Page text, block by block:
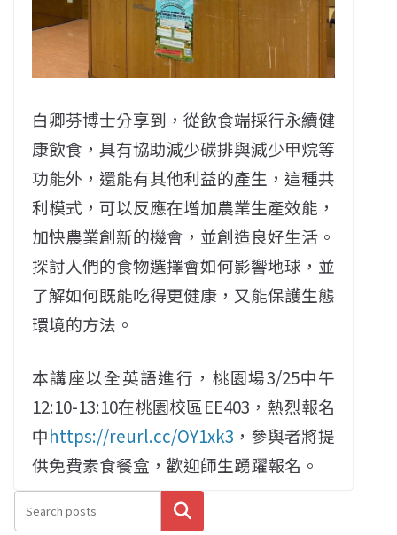
白卿芬博士分享到，從飲食端採行永續健
康飲食，具有協助減少碳排與減少甲烷等
功能外，還能有其他利益的產生，這種共
利模式，可以反應在增加農業生產效能，
加快農業創新的機會，並創造良好生活。
探討人們的食物選擇會如何影響地球，並
了解如何既能吃得更健康，又能保護生態
環境的方法。
本講座以全英語進行，桃園場3/25中午
12:10-13:10在桃園校區EE403，熱烈報名
中https://reurl.cc/OY1xk3 ，參與者將提
供免費素食餐盒，歡迎師生踴躍報名。
搜尋